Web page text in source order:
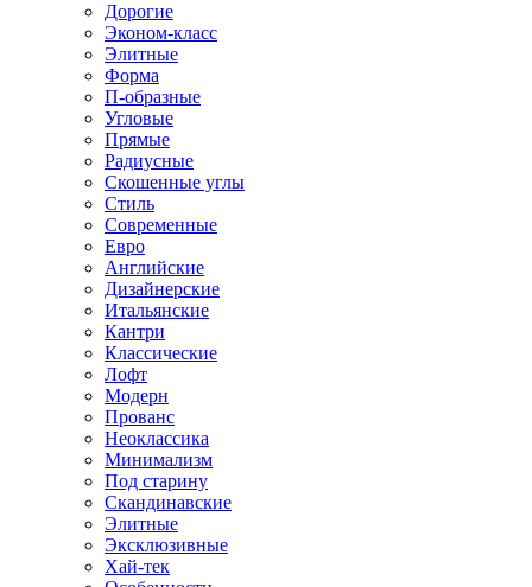
Дорогие
Эконом-класс
Элитные
Форма
П-образные
Угловые
Прямые
Радиусные
Скошенные углы
Стиль
Современные
Евро
Английские
Дизайнерские
Итальянские
Кантри
Классические
Лофт
Модерн
Прованс
Неоклассика
Минимализм
Под старину
Скандинавские
Элитные
Эксклюзивные
Хай-тек